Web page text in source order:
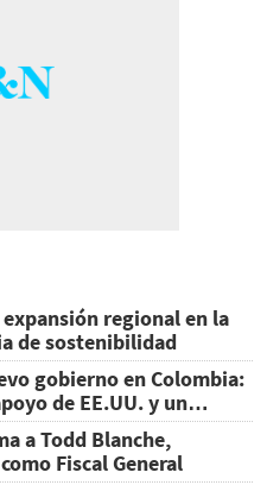
regional en la
de sostenibilidad
gobierno en Colombia:
de EE.UU. y un
a Todd Blanche,
Fiscal General